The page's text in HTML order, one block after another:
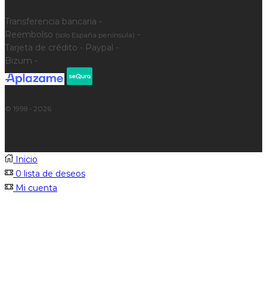
Transferencia bancaria -
Reembolso (solo España península) -
Tarjeta de crédito - Paypal -
Bizum -
© 1998 - 2026
Inicio
0 lista de deseos
Mi cuenta